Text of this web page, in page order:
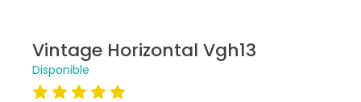
Vintage Horizontal Vgh13
Disponible